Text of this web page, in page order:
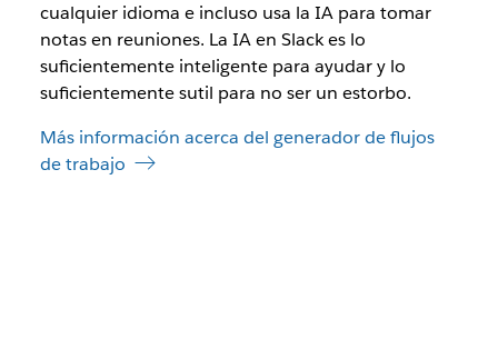
cualquier idioma e incluso usa la IA para tomar
notas en reuniones. La IA en Slack es lo
suficientemente inteligente para ayudar y lo
suficientemente sutil para no ser un estorbo.
Más información acerca del generador de flujos
de trabajo